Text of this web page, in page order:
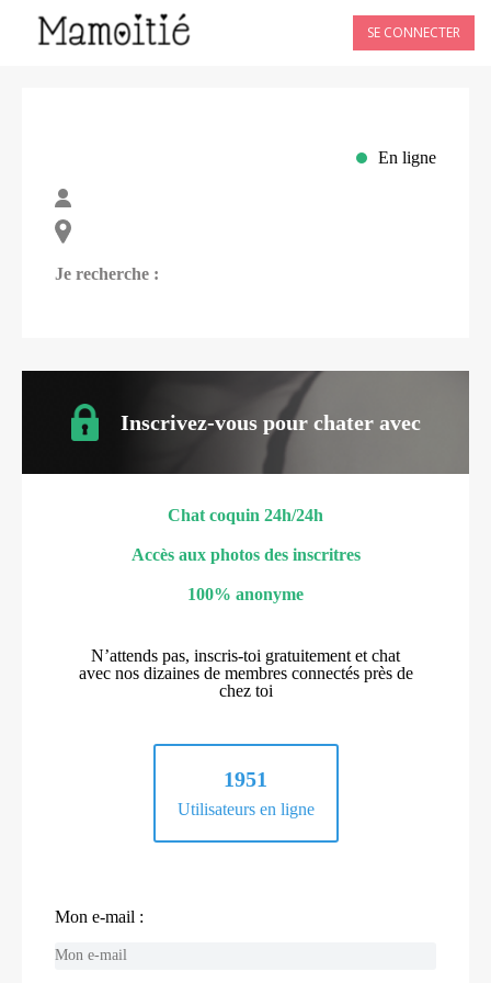
SE CONNECTER
En ligne
Je recherche :
Inscrivez-vous pour chater avec
Chat coquin 24h/24h
Accès aux photos des inscritres
100% anonyme
N’attends pas, inscris-toi gratuitement et chat
avec nos dizaines de membres connectés près de
chez toi
1951
Utilisateurs en ligne
Mon e-mail :